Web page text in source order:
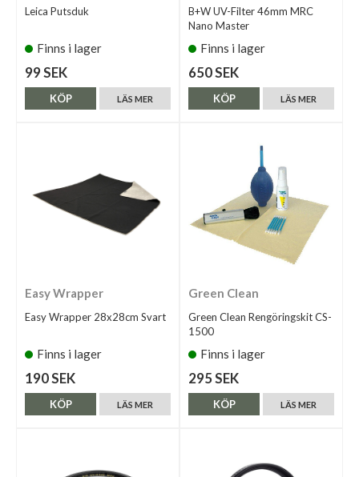
Leica Putsduk
Finns i lager
99 SEK
LÄS MER
KÖP
B+W UV-Filter 46mm MRC
Nano Master
Finns i lager
650 SEK
LÄS MER
KÖP
Easy Wrapper
Easy Wrapper 28x28cm Svart
Finns i lager
190 SEK
LÄS MER
KÖP
Green Clean
Green Clean Rengöringskit CS-
1500
Finns i lager
295 SEK
LÄS MER
KÖP